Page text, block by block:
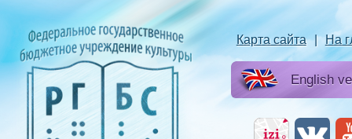
Карта сайта | На
English